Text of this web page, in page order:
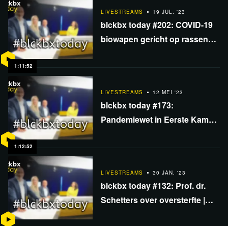
1:11:52
LIVESTREAMS 19 JUL. '23
blckbx today #202: COVID-19
biowapen gericht op rassen? |
1:12:52
LIVESTREAMS 12 MEI '23
blckbx today #173:
Pandemiewet in Eerste Kamer
LIVESTREAMS 30 JAN. '23
blckbx today #132: Prof. dr.
Schetters over oversterfte |